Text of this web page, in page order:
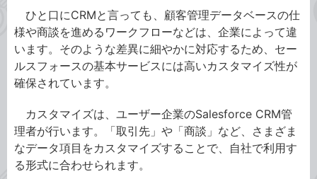
ひと口にCRMと言っても、顧客管理データベースの仕
様や商談を進めるワークフローなどは、企業によって違
います。そのような差異に細やかに対応するため、セー
ルスフォースの基本サービスには高いカスタマイズ性が
確保されています。
カスタマイズは、ユーザー企業のSalesforce CRM管
理者が行います。「取引先」や「商談」など、さまざま
なデータ項目をカスタマイズすることで、自社で利用す
る形式に合わせられます。